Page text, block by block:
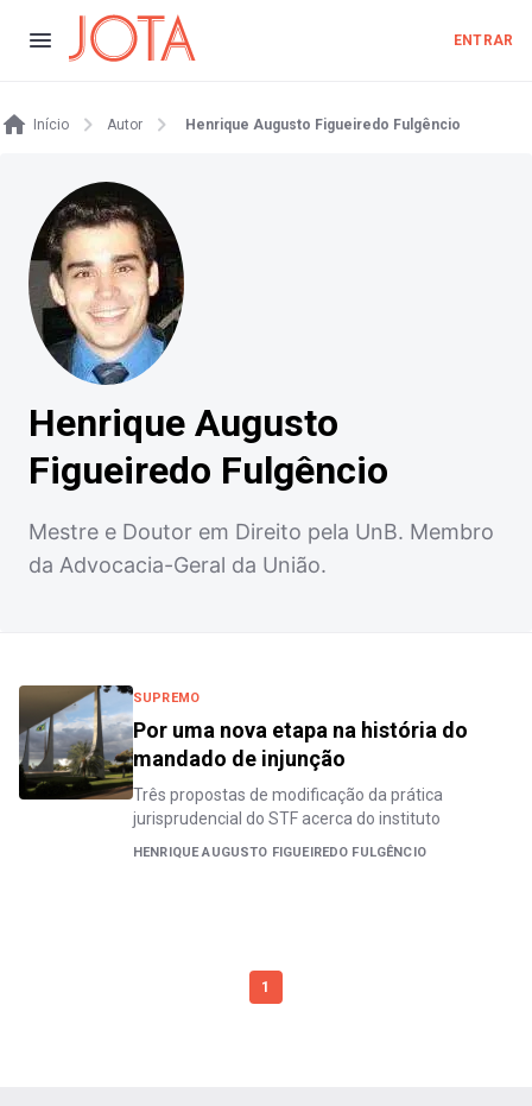
ENTRAR
Início Autor Henrique Augusto Figueiredo Fulgêncio
Henrique Augusto
Figueiredo Fulgêncio
Mestre e Doutor em Direito pela UnB. Membro
da Advocacia-Geral da União.
SUPREMO
Por uma nova etapa na história do
mandado de injunção
Três propostas de modificação da prática
jurisprudencial do STF acerca do instituto
HENRIQUE AUGUSTO FIGUEIREDO FULGÊNCIO
1